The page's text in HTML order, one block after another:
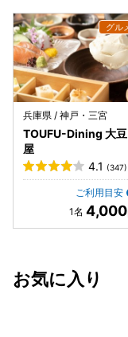
兵庫県 / 神戸・三宮
TOUFU-Dining 大豆
屋
4.1 (347)
ご利用目安
4,000
お気に入り